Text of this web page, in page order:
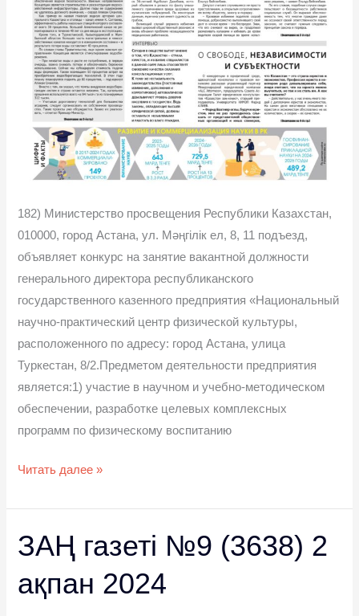
182) Министерство просвещения Республики Казахстан,
010000, город Астана, ул. Мәңгілік ел, 8, 11 подъезд,
объявляет конкурс на занятие вакантной должности
генерального директора республиканского
государственного казенного предприятия «Национальный
научно-практический центр физической культуры,
расположенного по адресу: город Астана, улица
Туркестан, 8/2.Предметом деятельности предприятия
является:1) участие в научном и учебно-методическом
обеспечении, разработке целевых комплексных
программ по физическому воспитанию
Читать далее »
ЗАҢ газеті №9 (3638) 2
ақпан 2024
ЗАҢ
газеті
№9
(3638)